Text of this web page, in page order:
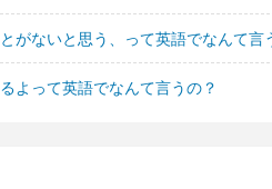
がないと思う、って英語でなんて言
よって英語でなんて言うの？